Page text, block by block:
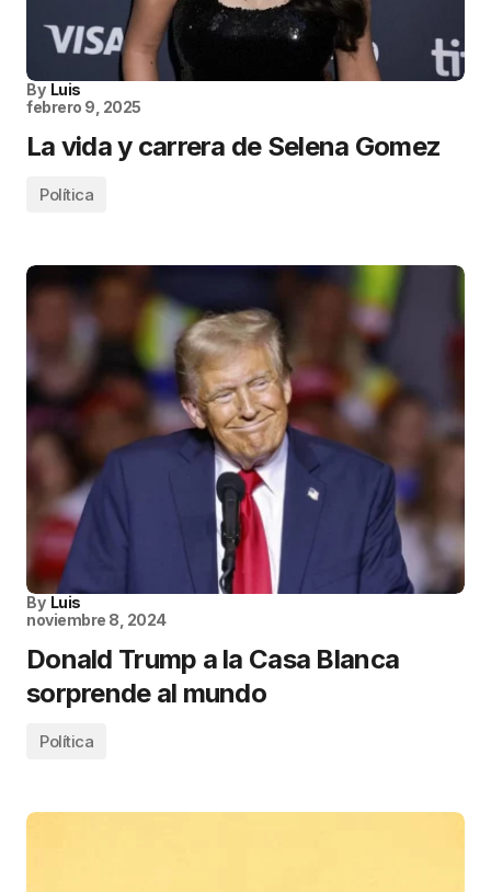
By Luis
febrero 9, 2025
La vida y carrera de Selena Gomez
Política
By Luis
noviembre 8, 2024
Donald Trump a la Casa Blanca
sorprende al mundo
Política